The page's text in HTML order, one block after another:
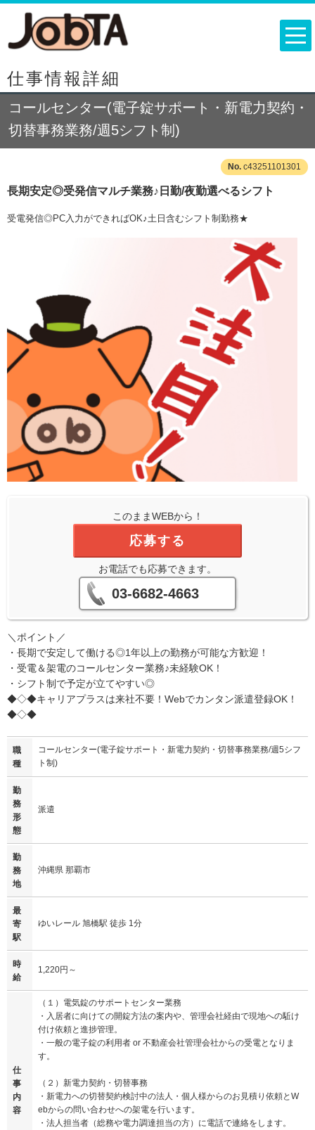
仕事情報詳細
コールセンター(電子錠サポート・新電力契約・
切替事務業務/週5シフト制)
c43251101301
長期安定◎受発信マルチ業務♪日勤/夜勤選べるシフト
受電発信◎PC入力ができればOK♪土日含むシフト制勤務★
このままWEBから！
応募する
お電話でも応募できます。
03-6682-4663
＼ポイント／
・長期で安定して働ける◎1年以上の勤務が可能な方歓迎！
・受電＆架電のコールセンター業務♪未経験OK！
・シフト制で予定が立てやすい◎
◆◇◆キャリアプラスは来社不要！Webでカンタン派遣登録OK！
◆◇◆
職
種
コールセンター(電子錠サポート・新電力契約・切替事務業務/週5シフ
ト制)
勤
務
形
態
派遣
勤
務
地
沖縄県 那覇市
最
寄
駅
ゆいレール 旭橋駅 徒歩 1分
時
給
1,220円～
仕
事
内
容
（１）電気錠のサポートセンター業務
・入居者に向けての開錠方法の案内や、管理会社経由で現地への駈け
付け依頼と進捗管理。
・一般の電子錠の利用者 or 不動産会社管理会社からの受電となりま
す。
（２）新電力契約・切替事務
・新電力への切替契約検討中の法人・個人様からのお見積り依頼とW
ebからの問い合わせへの架電を行います。
・法人担当者（総務や電力調達担当の方）に電話で連絡をします。